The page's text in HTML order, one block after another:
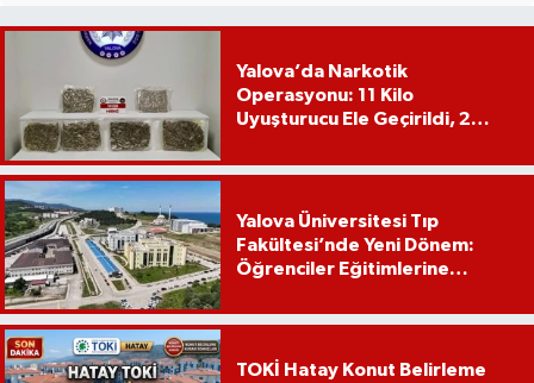
Yalova’da Narkotik
Operasyonu: 11 Kilo
Uyuşturucu Ele Geçirildi, 2
Yalova Üniversitesi Tıp
Fakültesi’nde Yeni Dönem:
Öğrenciler Eğitimlerine
TOKİ Hatay Konut Belirleme